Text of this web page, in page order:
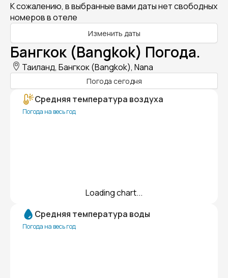
К сожалению, в выбранные вами даты нет свободных
номеров в отеле
Изменить даты
Бангкок (Bangkok) Погода.
Таиланд, Бангкок (Bangkok), Nana
Погода сегодня
Средняя температура воздуха
Погода на весь год
Loading chart...
Средняя температура воды
Погода на весь год